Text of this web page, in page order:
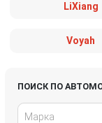
LiXiang
Voyah
ПОИСК ПО
Марка